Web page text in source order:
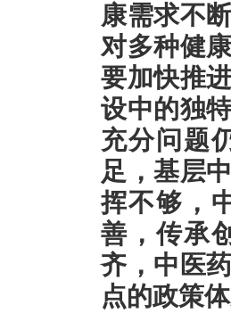
康需求不
对多种健
要加快推
设中的独
充分问题
足，基层
挥不够，
善，传承
齐，中医
点的政策